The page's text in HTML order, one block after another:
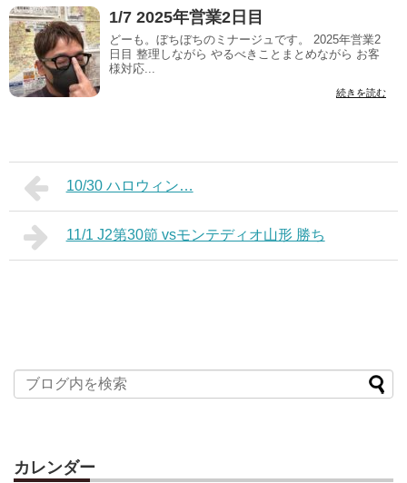
1/7 2025年営業2日目
どーも。ぼちぼちのミナージュです。 2025年営業2
日目 整理しながら やるべきことまとめながら お客
様対応...
続きを読む
10/30 ハロウィン…
11/1 J2第30節 vsモンテディオ山形 勝ち
カレンダー